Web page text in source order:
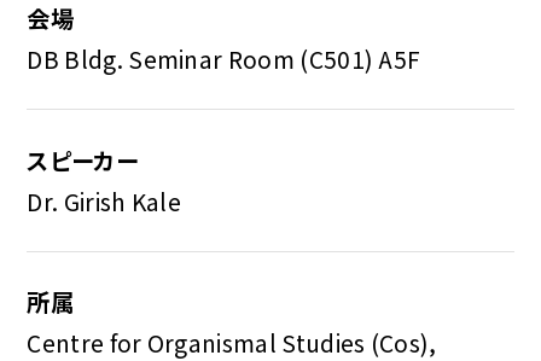
会場
DB Bldg. Seminar Room (C501) A5F
スピーカー
Dr. Girish Kale
所属
Centre for Organismal Studies (Cos),